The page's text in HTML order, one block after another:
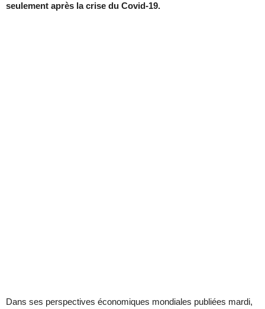
seulement après la crise du Covid-19.
Dans ses perspectives économiques mondiales publiées mardi,